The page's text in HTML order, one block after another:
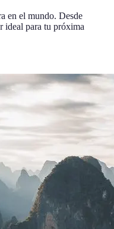
en el mundo. Desde
ideal para tu próxima